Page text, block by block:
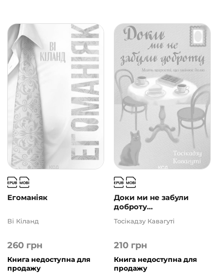
Егоманіяк
260 грн
Ві Кіланд
Книга недоступна для
продажу
Доки ми не забули
доброту...
210 грн
Тосікадзу Кавагуті
Книга недоступна для
продажу